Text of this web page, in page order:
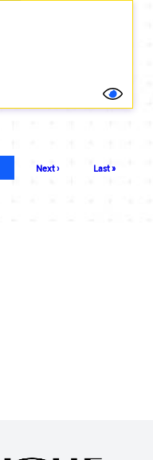
Next
Next ›
Last
Last »